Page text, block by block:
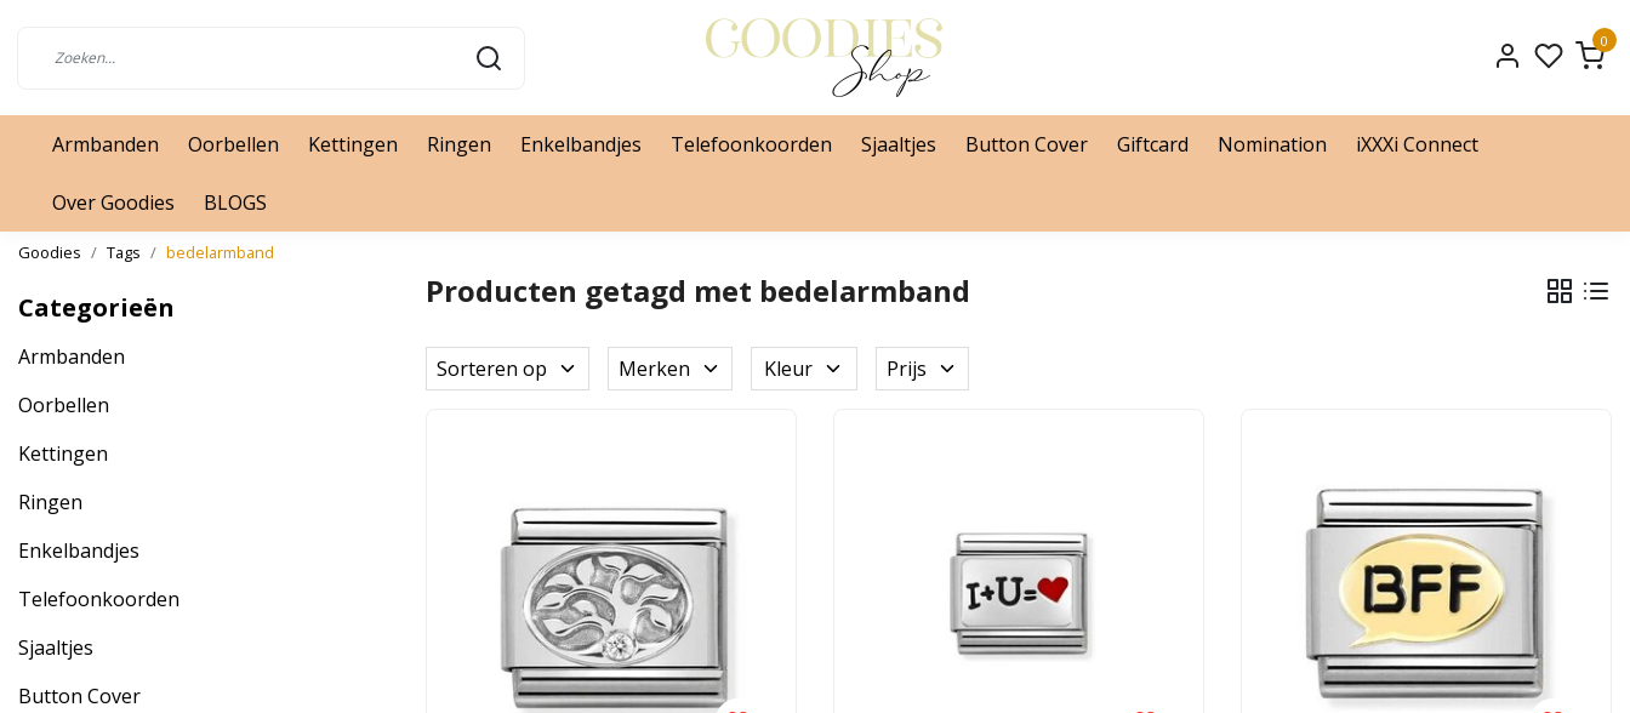
0
Armbanden Oorbellen Kettingen Ringen Enkelbandjes Telefoonkoorden Sjaaltjes Button Cover Giftcard Nomination iXXXi Connect
Over Goodies BLOGS
Goodies Tags bedelarmband
Categorieën
Armbanden
Oorbellen
Kettingen
Ringen
Enkelbandjes
Telefoonkoorden
Sjaaltjes
Button Cover
Producten getagd met bedelarmband
Sorteren op Merken Kleur Prijs